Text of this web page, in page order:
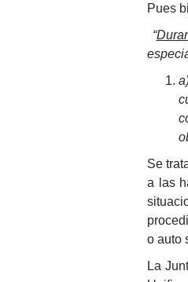
Pues
“
Se
a las
o auto
La